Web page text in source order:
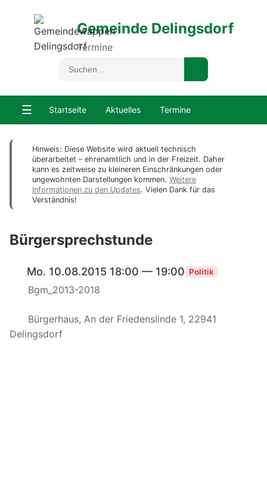
Gemeinde Delingsdorf
Termine
☰ Startseite Aktuelles Termine
Hinweis: Diese Website wird aktuell technisch
überarbeitet – ehrenamtlich und in der Freizeit. Daher
kann es zeitweise zu kleineren Einschränkungen oder
ungewohnten Darstellungen kommen. Weitere
Informationen zu den Updates. Vielen Dank für das
Verständnis!
Bürgersprechstunde
Mo. 10.08.2015 18:00 — 19:00 Politik
Bgm_2013-2018
Bürgerhaus, An der Friedenslinde 1, 22941
Delingsdorf